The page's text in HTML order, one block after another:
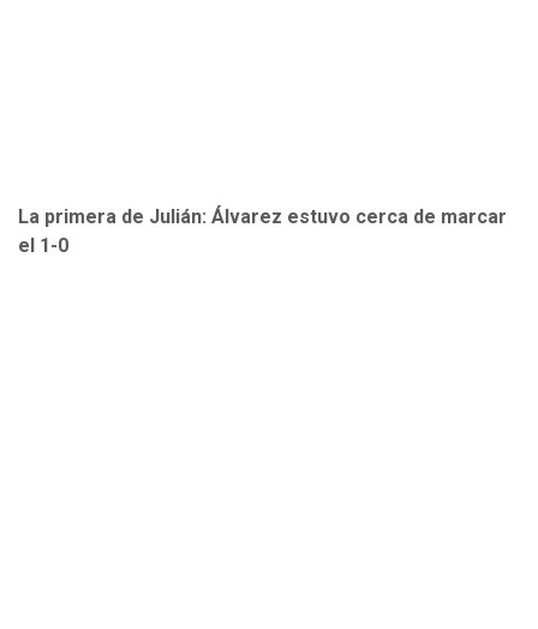
La primera de Julián: Álvarez estuvo cerca de marcar
el 1-0